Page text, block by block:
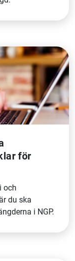
för
och
du ska
i NGP.